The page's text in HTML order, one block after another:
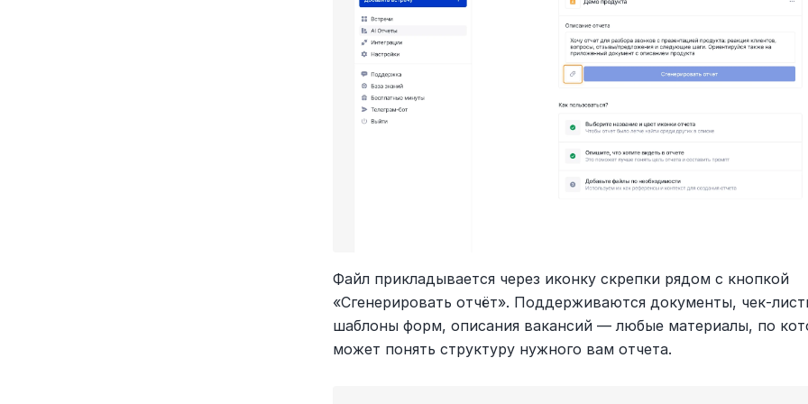
Файл прикладывается через иконку скрепки рядом с кнопкой
«Сгенерировать отчёт». Поддерживаются документы, чек-
шаблоны форм, описания вакансий — любые материалы, по
может понять структуру нужного вам отчета.